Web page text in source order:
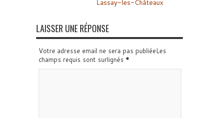
Lassay-les-Châteaux
LAISSER UNE RÉPONSE
Votre adresse email ne sera pas publiéeLes
champs requis sont surlignés *